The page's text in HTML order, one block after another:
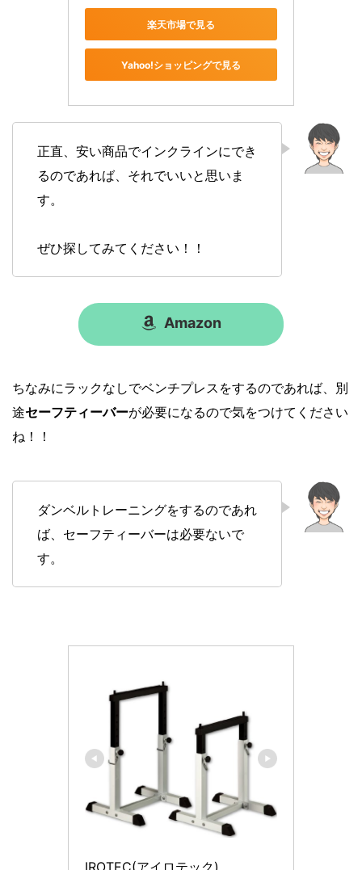
楽天市場で見る
Yahoo!ショッピングで見る
正直、安い商品でインクラインにでき
るのであれば、それでいいと思いま
す。
ぜひ探してみてください！！
Amazon
ちなみにラックなしでベンチプレスをするのであれば、別
途セーフティーバーが必要になるので気をつけてください
ね！！
ダンベルトレーニングをするのであれ
ば、セーフティーバーは必要ないで
す。